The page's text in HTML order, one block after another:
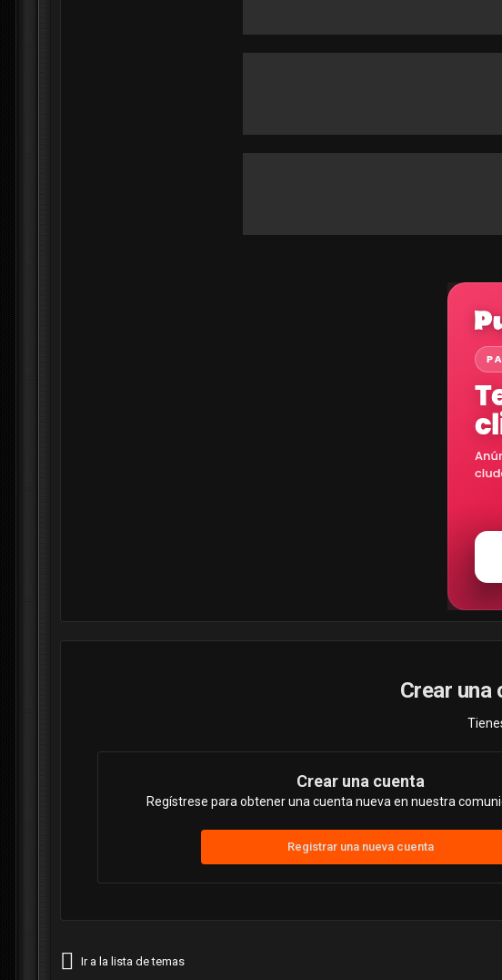
Crear una
Crear una cuenta
Regístrese para obtener una cuenta nueva en nuestra
Registrar una nueva cuenta
Ir a la lista de temas